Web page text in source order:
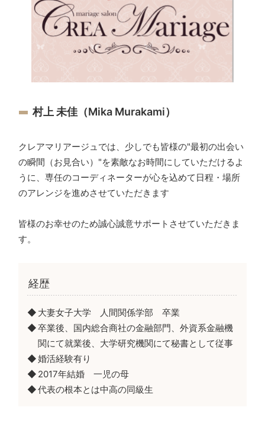
村上 未佳（Mika Murakami）
クレアマリアージュでは、少しでも皆様の"最初の出会い
の瞬間（お見合い）"を素敵なお時間にしていただけるよ
うに、専任のコーディネーターが心を込めて日程・場所
のアレンジを進めさせていただきます
皆様のお幸せのため誠心誠意サポートさせていただきま
す。
経歴
大妻女子大学 人間関係学部 卒業
卒業後、国内総合商社の金融部門、外資系金融機
関にて就業後、大学研究機関にて秘書として従事
婚活経験有り
2017年結婚 一児の母
代表の根本とは中高の同級生